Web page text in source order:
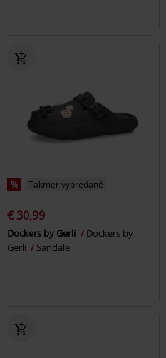
% Takmer vypredané
€ 30,99
Dockers by Gerli
Dockers by
Gerli
Sandále